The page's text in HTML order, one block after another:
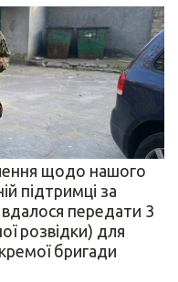
щодо нашого
підтримці за
передати 3
розвідки) для
бригади